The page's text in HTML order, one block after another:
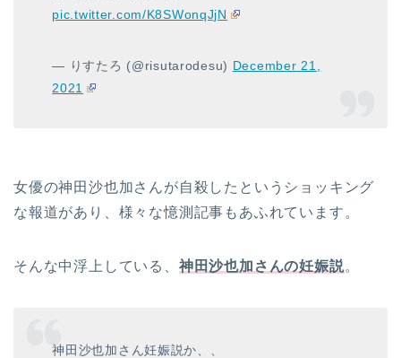
pic.twitter.com/K8SWonqJjN
— りすたろ (@risutarodesu) December 21,
2021
女優の神田沙也加さんが自殺したというショッキング
な報道があり、様々な憶測記事もあふれています。
そんな中浮上している、 神田沙也加さんの妊娠説。
神田沙也加さん妊娠説か、、